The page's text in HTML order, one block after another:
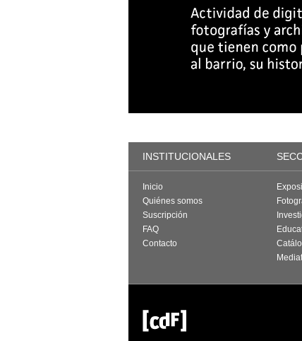
INSTITUCIONALES
Inicio
Quiénes somos
Suscripción
FAQ
Contacto